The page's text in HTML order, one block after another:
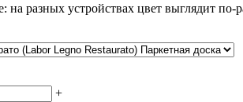
на разных устройствах цвет выглядит
+